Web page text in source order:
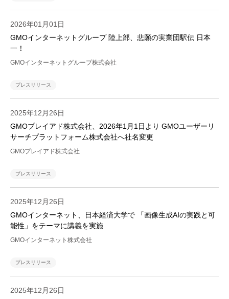
2026年01月01日
GMOインターネットグループ 陸上部、悲願の実業団駅伝 日本
一！
GMOインターネットグループ株式会社
プレスリリース
2025年12月26日
GMOプレイアド株式会社、2026年1月1日より GMOユーザーリ
サーチプラットフォーム株式会社へ社名変更
GMOプレイアド株式会社
プレスリリース
2025年12月26日
GMOインターネット、日本経済大学で 「画像生成AIの実践と可
能性」をテーマに講義を実施
GMOインターネット株式会社
プレスリリース
2025年12月26日